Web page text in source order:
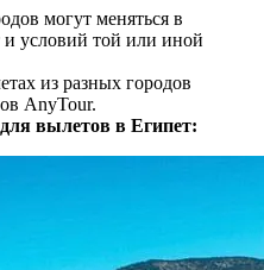
могут меняться в
и условий той или иной
из разных городов
AnyTour.
вылетов в Египет: